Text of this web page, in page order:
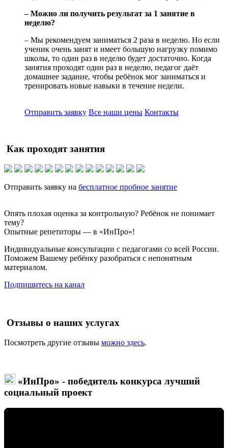
– Можно ли получить результат за 1 занятие в
неделю?
– Мы рекомендуем заниматься 2 раза в неделю. Но если
ученик очень занят и имеет большую нагрузку помимо
школы, то один раз в неделю будет достаточно. Когда
занятия проходят один раз в неделю, педагог даёт
домашнее задание, чтобы ребёнок мог заниматься и
тренировать новые навыки в течение недели.
Отправить заявку Все наши цены Контакты
Как проходят занятия
Отправить заявку на бесплатное пробное занятие
Опять плохая оценка за контрольную? Ребёнок не понимает
тему?
Опытные репетиторы — в «ИнПро»!
Индивидуальные консультации с педагогами со всей России.
Поможем Вашему ребёнку разобраться с непонятным
материалом.
Подпишитесь на канал
Отзывы о наших услугах
Посмотреть другие отзывы можно здесь.
«ИнПро» - победитель конкурса лучший
социальный проект